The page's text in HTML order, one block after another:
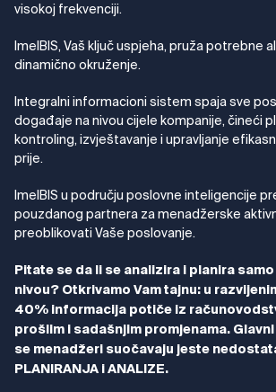
visokoj frekvenciji.
ImelBIS, Vaš ključ uspjeha, pruža potrebne
dinamično okruženje.
Integralni informacioni sistem spaja sve
događaje na nivou cijele kompanije, čineći
kontroling, izvještavanje i upravljanje
prije.
ImelBIS u području poslovne inteligencije
pouzdanog partnera za menadžerske
preoblikovati Vaše poslovanje.
Pitate se da li se analizira i planira
nivou? Otkrivamo Vam tajnu: u
40% informacija potiče iz
prošlim i sadašnjim promjenama.
se menadžeri suočavaju jeste
PLANIRANJA i ANALIZE.